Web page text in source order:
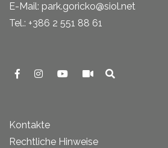
E-Mail: park.goricko@siol.net
Tel.: +386 2 551 88 61
Kontakte
Rechtliche Hinweise